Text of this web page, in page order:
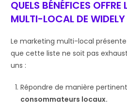
QUELS BÉNÉFICES OFFRE
MULTI-LOCAL DE
Le marketing multi-local
que cette liste ne soit pas
uns :
Répondre de manière
consommateurs locaux.